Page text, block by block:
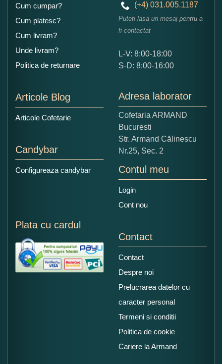
Ce nota acordati acestui produs?
5
Copiati alaturi numarul din imagine:
Cum cumpar?
Cum platesc?
Cum livram?
Unde livram?
Politica de returnare
Articole Blog
Articole Cofetarie
Candybar
Configureaza candybar
(+4) 031.005.1187
Puteti lasa un mesaj pentru a
fi contactat
L-V: 8:00-18:00
S-D: 8:00-16:00
Adresa laborator
Cofetaria ARMAND
Bucuresti
Str. Armand Călinescu
Nr.25, Sec. 2
Contul meu
Login
Cont nou
Plata cu cardul
Contact
Contact
Despre noi
Prelucrarea datelor cu
caracter personal
Termeni si conditii
Politica de cookie
Cariere la Armand